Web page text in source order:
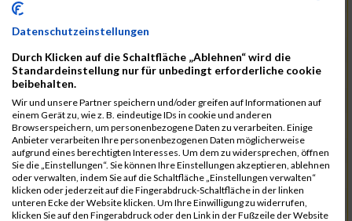
802
Schrödel
00:49:41.7
808
Seeberger
00:49:56.1
760
Polster
00:49:56.6
647
Heidt
00:49:57.3
742
Niculaica
00:50:04.8
620
Feuchtenberger
00:50:08.3
703
Lipsz
00:50:08.8
Datenschutzeinstellungen
Durch Klicken auf die Schaltfläche „Ablehnen“ wird die
Standardeinstellung nur für unbedingt erforderliche cookie
beibehalten.
Wir und unsere Partner speichern und/oder greifen auf Informationen auf
einem Gerät zu, wie z. B. eindeutige IDs in cookie und anderen
Browserspeichern, um personenbezogene Daten zu verarbeiten. Einige
Anbieter verarbeiten Ihre personenbezogenen Daten möglicherweise
aufgrund eines berechtigten Interesses. Um dem zu widersprechen, öffnen
Sie die „Einstellungen“. Sie können Ihre Einstellungen akzeptieren, ablehnen
oder verwalten, indem Sie auf die Schaltfläche „Einstellungen verwalten“
klicken oder jederzeit auf die Fingerabdruck-Schaltfläche in der linken
unteren Ecke der Website klicken. Um Ihre Einwilligung zu widerrufen,
klicken Sie auf den Fingerabdruck oder den Link in der Fußzeile der Website